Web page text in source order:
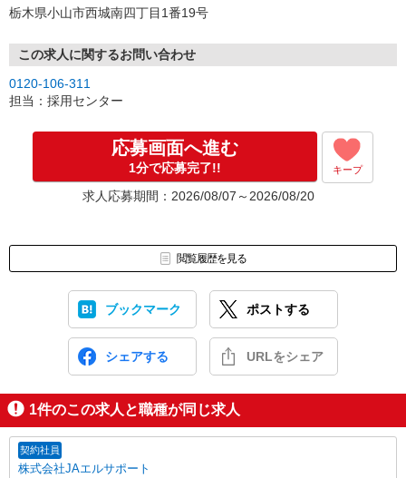
栃木県小山市西城南四丁目1番19号
この求人に関するお問い合わせ
0120-106-311
担当：採用センター
応募画面へ進む
1分で応募完了!! キープ
求人応募期間：2026/08/07～2026/08/20
閲覧履歴を見る
ブックマーク ポストする
シェアする URLをシェア
1件のこの求人と職種が同じ求人
契約社員
株式会社JAエルサポート